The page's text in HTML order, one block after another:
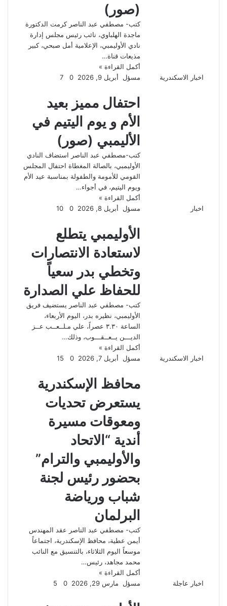
(صور)
كتب- مصطفي عبد الناصر كرمت الدكتورة
ماجدة الهلباوي، نائب رئيس مجلس إدارة
نادي الأوليمبي، الإعلامية أمل صبحي، كبير
مذيعات قناة…
أكمل القراءة »
اخبار الاسكندرية
مسؤل أبريل 9, 2026 0
احتفال مميز بعيد
الأم و يوم اليتيم في
الأليمبي (صور)
كتب-مصطفي عبد الناصر استضاف النادي
الأوليمبي، بالصالة المغطاة احتفال المجلس
القومي للأمومة والطفولة بمناسبة عيد الأم
ويوم اليتيم، في أجواء…
أكمل القراءة »
اخبار
مسؤل أبريل 8, 2026 0
الأوليمبي يتطلع
لاستعادة الانتصارات
وتخطي بدر سعياً
للحفاظ علي الصدارة
كتب- مصطفي عبد الناصر يستضيف فريق
الأوليمبي، نظيره بدر، اليوم الأربعاء،
الساعة ٣.٣٠ عصراً، علي مـلــعــب عــز
الديـــن يــعــقـــوب، وذلك…
أكمل القراءة »
اخبار الاسكندرية
مسؤل أبريل 7, 2026 0
محافظ الإسكندرية
يستعرض تحديات
ومعوقات مسيرة
أندية “الاتحاد
والأوليمبي والترام”
بحضور رئيس لجنة
شباب ورياضة
البرلمان
كتب- مصطفي عبد الناصر عقد المهندس
أيمن عطية، محافظ الإسكندرية، اجتماعاً
موسعاً اليوم الثلاثاء، بالتنسيق مع النائب
محمد مجاهد، رئيس…
أكمل القراءة »
اخبار عاجلة
مسؤل مارس 29, 2026 0